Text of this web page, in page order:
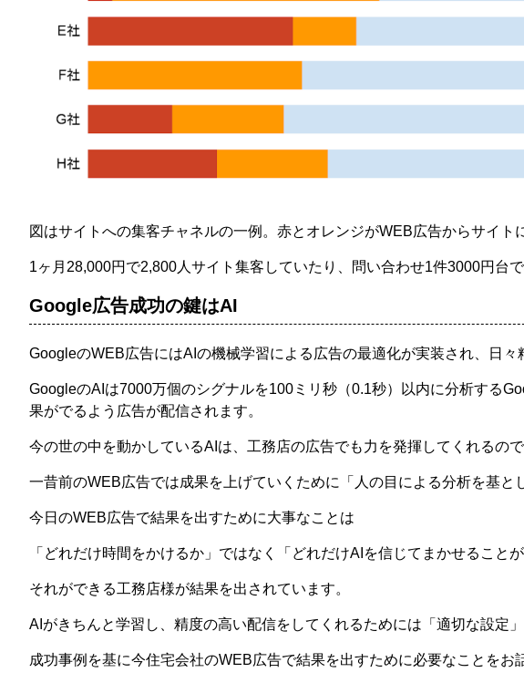
図はサイトへの集客チャネルの一例。赤とオレンジがWEB広告からサイ
1ヶ月28,000円で2,800人サイト集客していたり、問い合わせ1件3000円台
Google広告成功の鍵はAI
GoogleのWEB広告にはAIの機械学習による広告の最適化が実装され、日々
GoogleのAIは7000万個のシグナルを100ミリ秒（0.1秒）以内に分析する
果がでるよう広告が配信されます。
今の世の中を動かしているAIは、工務店の広告でも力を発揮してくれるので
一昔前のWEB広告では成果を上げていくために「人の目による分析を基と
今日のWEB広告で結果を出すために大事なことは
「どれだけ時間をかけるか」ではなく「どれだけAIを信じてまかせることが
それができる工務店様が結果を出されています。
AIがきちんと学習し、精度の高い配信をしてくれるためには「適切な設定
成功事例を基に今住宅会社のWEB広告で結果を出すために必要なことをお